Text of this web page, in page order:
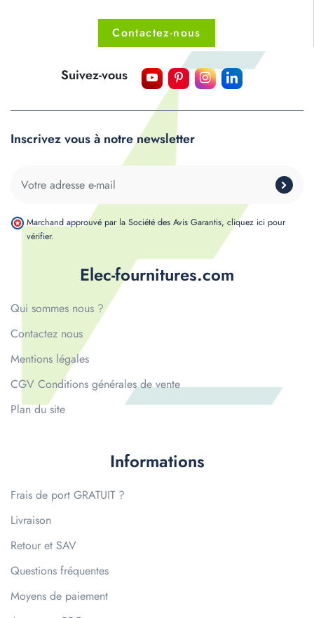
Contactez-nous
Elec-fournitures.com
Qui sommes nous ?
Contactez nous
Mentions légales
CGV Conditions générales de vente
Plan du site
Informations
Frais de port GRATUIT ?
Livraison
Retour et SAV
Questions fréquentes
Moyens de paiement
Suivez-vous
Inscrivez vous à notre newsletter
Marchand approuvé par la Société des Avis Garantis, cliquez ici pour
vérifier.